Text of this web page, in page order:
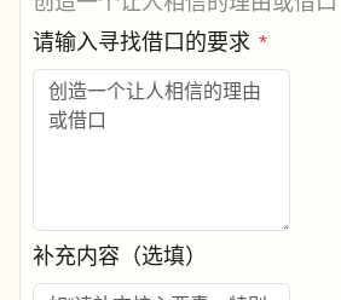
请输入寻找借口的要求 *
补充内容（选填）